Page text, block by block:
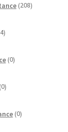
208izdelkov
4izdelki
0izdelkov
0izdelkov
0izdelkov